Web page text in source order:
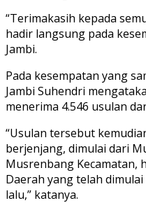
“Terimakasih kepada
hadir langsung pada
Jambi.
Pada kesempatan yang
Jambi Suhendri
menerima 4.546 usulan
“Usulan tersebut
berjenjang, dimulai dari
Musrenbang Kecamatan,
Daerah yang telah
lalu,” katanya.